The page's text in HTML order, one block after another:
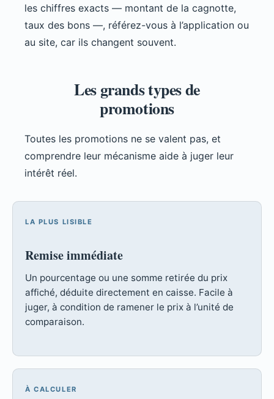
les chiffres exacts — montant de la cagnotte,
taux des bons —, référez-vous à l’application ou
au site, car ils changent souvent.
Les grands types de
promotions
Toutes les promotions ne se valent pas, et
comprendre leur mécanisme aide à juger leur
intérêt réel.
LA PLUS LISIBLE
Remise immédiate
Un pourcentage ou une somme retirée du prix
affiché, déduite directement en caisse. Facile à
juger, à condition de ramener le prix à l’unité de
comparaison.
À CALCULER